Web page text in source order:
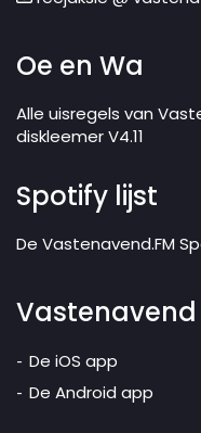
Oe en Wa
Alle uisregels van
diskleemer V4.11
Spotify lijst
De Vastenavend.FM
De iOS app
De Android app